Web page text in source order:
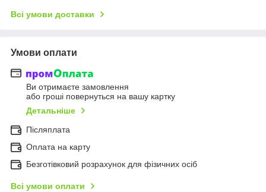
Всі умови доставки
Умови оплати
Ви отримаєте замовлення
або гроші повернуться на вашу картку
Детальніше
Післяплата
Оплата на карту
Безготівковий розрахунок для фізичних осіб
Всі умови оплати